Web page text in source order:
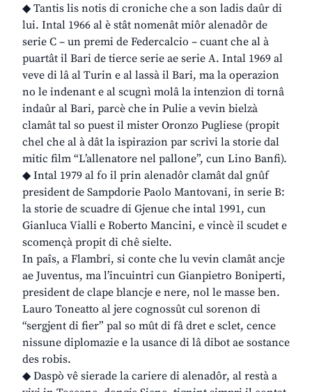
◆ Tantis lis notis di croniche che a son ladis daûr di
lui. Intal 1966 al è stât nomenât miôr alenadôr de
serie C – un premi de Federcalcio – cuant che al à
puartât il Bari de tierce serie ae serie A. Intal 1969 al
veve di lâ al Turin e al lassà il Bari, ma la operazion
no le indenant e al scugnì molâ la intenzion di tornâ
indaûr al Bari, parcè che in Pulie a vevin bielzà
clamât tal so puest il mister Oronzo Pugliese (propit
chel che al à dât la ispirazion par scrivi la storie dal
mitic film “L’allenatore nel pallone”, cun Lino Banfi).
◆ Intal 1979 al fo il prin alenadôr clamât dal gnûf
president de Sampdorie Paolo Mantovani, in serie B:
la storie de scuadre di Gjenue che intal 1991, cun
Gianluca Vialli e Roberto Mancini, e vincè il scudet e
scomençà propit di chê sielte.
In paîs, a Flambri, si conte che lu vevin clamât ancje
ae Juventus, ma l’incuintri cun Gianpietro Boniperti,
president de clape blancje e nere, nol le masse ben.
Lauro Toneatto al jere cognossût cul sorenon di
“sergjent di fier” pal so mût di fâ dret e sclet, cence
nissune diplomazie e la usance di lâ dibot ae sostance
des robis.
◆ Daspò vê sierade la cariere di alenadôr, al restà a